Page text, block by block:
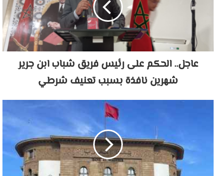
عاجل.. الحكم على رئيس فريق شباب ابن جرير
شهرين نافذة بسبب تعنيف شرطي